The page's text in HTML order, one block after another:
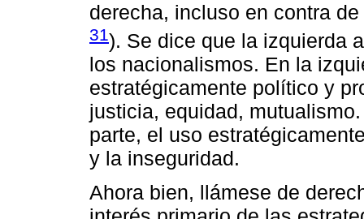
derecha, incluso en contra
31). Se dice que la izquierda
los nacionalismos. En la
estratégicamente político y
justicia, equidad,
parte, el uso
y la inseguridad.
Ahora bien, llámese de